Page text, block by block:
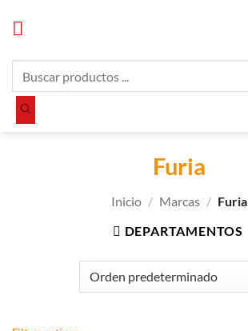
productos
Furia
Inicio / Marcas / Furia
DEPARTAMENTOS